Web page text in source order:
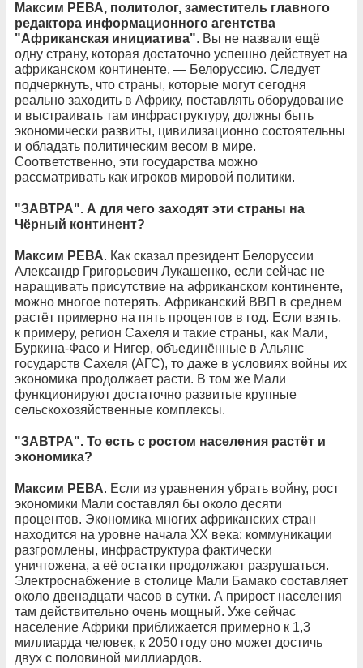
Максим РЕВА, политолог, заместитель главного
редактора информационного агентства
"Африканская инициатива". Вы не назвали ещё
одну страну, которая достаточно успешно действует на
африканском континенте, — Белоруссию. Следует
подчеркнуть, что страны, которые могут сегодня
реально заходить в Африку, поставлять оборудование
и выстраивать там инфраструктуру, должны быть
экономически развиты, цивилизационно состоятельны
и обладать политическим весом в мире.
Соответственно, эти государства можно
рассматривать как игроков мировой политики.
"ЗАВТРА". А для чего заходят эти страны на
Чёрный континент?
Максим РЕВА. Как сказал президент Белоруссии
Александр Григорьевич Лукашенко, если сейчас не
наращивать присутствие на африканском континенте,
можно многое потерять. Африканский ВВП в среднем
растёт примерно на пять процентов в год. Если взять,
к примеру, регион Сахеля и такие страны, как Мали,
Буркина-Фасо и Нигер, объединённые в Альянс
государств Сахеля (АГС), то даже в условиях войны их
экономика продолжает расти. В том же Мали
функционируют достаточно развитые крупные
сельскохозяйственные комплексы.
"ЗАВТРА". То есть с ростом населения растёт и
экономика?
Максим РЕВА. Если из уравнения убрать войну, рост
экономики Мали составлял бы около десяти
процентов. Экономика многих африканских стран
находится на уровне начала XX века: коммуникации
разгромлены, инфраструктура фактически
уничтожена, а её остатки продолжают разрушаться.
Электроснабжение в столице Мали Бамако составляет
около двенадцати часов в сутки. А прирост населения
там действительно очень мощный. Уже сейчас
население Африки приближается примерно к 1,3
миллиарда человек, к 2050 году оно может достичь
двух с половиной миллиардов.